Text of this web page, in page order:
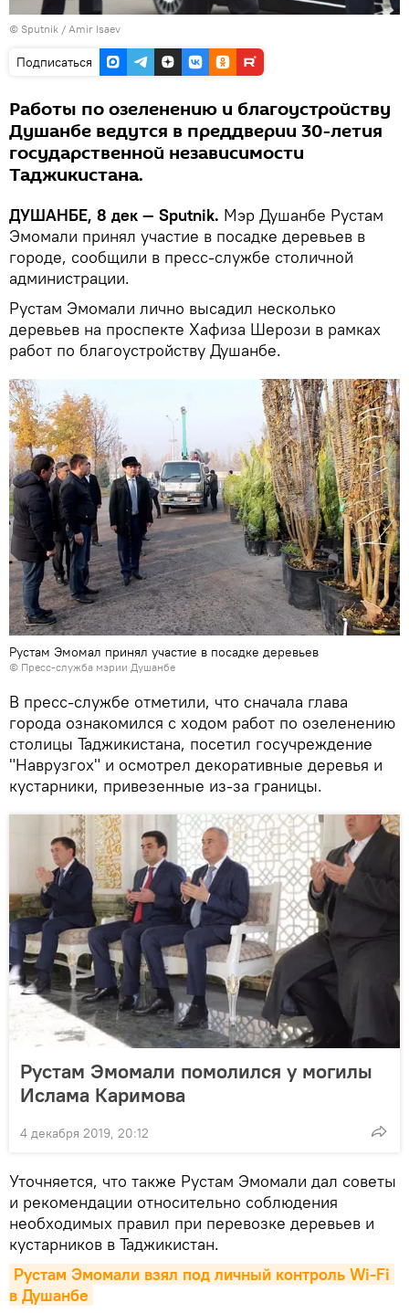
© Sputnik / Amir Isaev
Подписаться
Работы по озеленению и благоустройству
Душанбе ведутся в преддверии 30-летия
государственной независимости
Таджикистана.
ДУШАНБЕ, 8 дек — Sputnik. Мэр Душанбе Рустам
Эмомали принял участие в посадке деревьев в
городе, сообщили в пресс-службе столичной
администрации.
Рустам Эмомали лично высадил несколько
деревьев на проспекте Хафиза Шерози в рамках
работ по благоустройству Душанбе.
Рустам Эмомал принял участие в посадке деревьев
© Пресс-служба мэрии Душанбе
В пресс-службе отметили, что сначала глава
города ознакомился с ходом работ по озеленению
столицы Таджикистана, посетил госучреждение
"Наврузгох" и осмотрел декоративные деревья и
кустарники, привезенные из-за границы.
Рустам Эмомали помолился у могилы
Ислама Каримова
4 декабря 2019, 20:12
Уточняется, что также Рустам Эмомали дал советы
и рекомендации относительно соблюдения
необходимых правил при перевозке деревьев и
кустарников в Таджикистан.
Рустам Эмомали взял под личный контроль Wi-Fi
в Душанбе